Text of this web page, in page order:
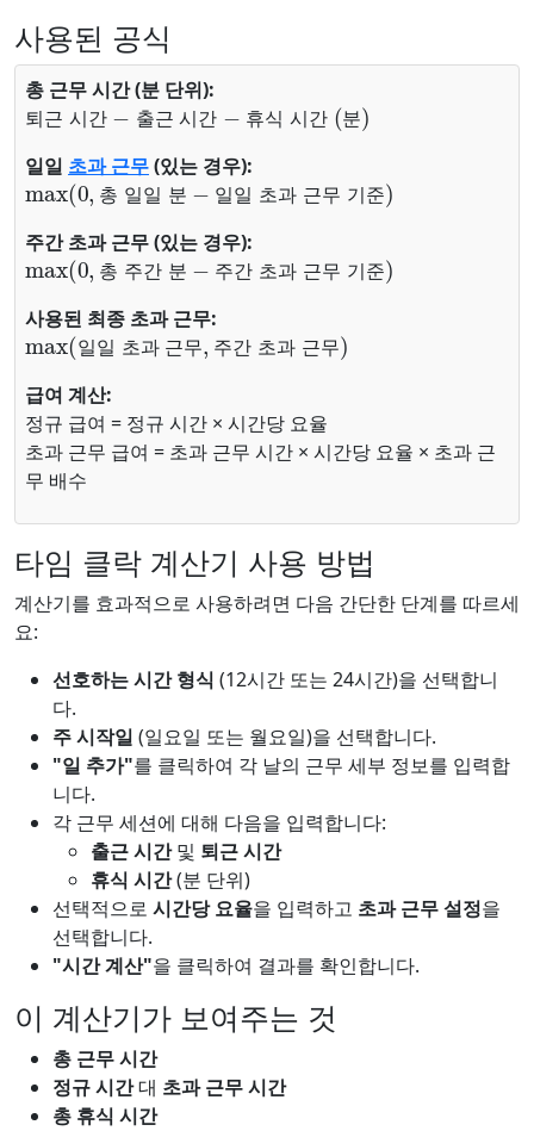
사용된 공식
총 근무 시간 (분 단위):
퇴 근 시 간 출 근 시 간 식 시 간 분
퇴근 시간−출근 시간
휴식 시간 (분)
일일 초과 근무(있는 경우):
총 일 일 분 일 일 초 과 근 기 준
max(0,총 일일 분−
일일 초과 근무 기준)
주간 초과 근무 (있는 경우):
총 간 분 간 초 과 근 기 준
max(0,총 주간 분−
주간 초과 근무 기준)
사용된 최종 초과 근무:
일 일 초 과 근 간 초 과 근
max(일일 초과 근무
주간 초과 근무)
급여 계산:
정규 급여 = 정규 시간 × 시간당 요율
초과 근무 급여 = 초과 근무 시간 × 시간당 요율 × 초과 근
무 배수
타임 클락 계산기 사용 방법
계산기를 효과적으로 사용하려면 다음 간단한 단계를 따르세
요:
선호하는 시간 형식 (12시간 또는 24시간)을 선택합니
다.
주 시작일 (일요일 또는 월요일)을 선택합니다.
"일 추가"를 클릭하여 각 날의 근무 세부 정보를 입력합
니다.
각 근무 세션에 대해 다음을 입력합니다:
출근 시간및 퇴근 시간
휴식 시간(분 단위)
선택적으로 시간당 요율을 입력하고 초과 근무 설정을
선택합니다.
"시간 계산"을 클릭하여 결과를 확인합니다.
이 계산기가 보여주는 것
총 근무 시간
정규 시간대 초과 근무 시간
총 휴식 시간